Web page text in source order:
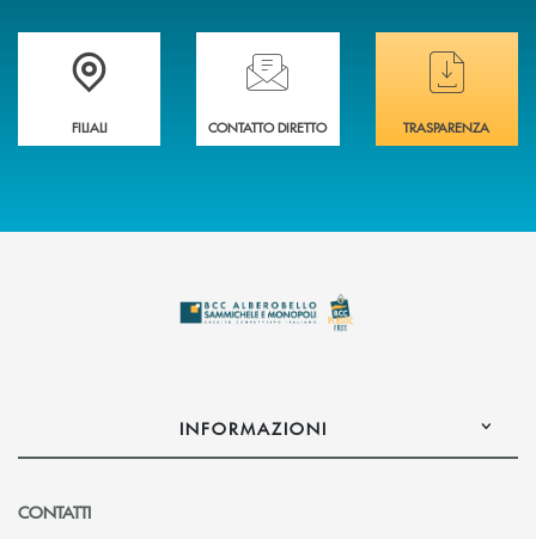
Trova la filiale più vicina a te
FILIALI
Hai bisogno di assistenza immediata ?
CONTATTO DIRETTO
Hai bisogno di
TRASPARENZA
INFORMAZIONI
CONTATTI